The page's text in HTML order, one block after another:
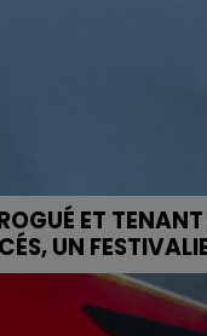
ET TENANT
UN